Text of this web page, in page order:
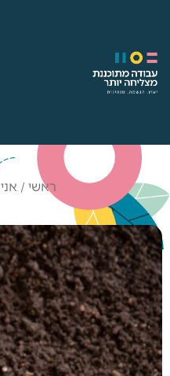
ראשי /